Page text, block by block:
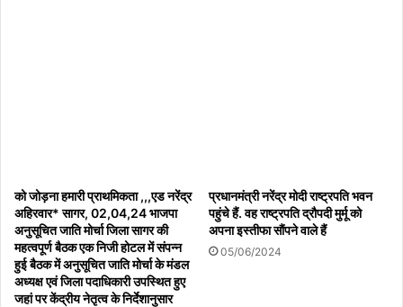
को जोड़ना हमारी प्राथमिकता ,,,एड नरेंद्र
अहिरवार* सागर, 02,04,24 भाजपा
अनुसूचित जाति मोर्चा जिला सागर की
महत्वपूर्ण बैठक एक निजी होटल में संपन्न
हुई बैठक में अनुसूचित जाति मोर्चा के मंडल
अध्यक्ष एवं जिला पदाधिकारी उपस्थित हुए
जहां पर केंद्रीय नेतृत्व के निर्देशानुसार
प्रधानमंत्री नरेंद्र मोदी राष्ट्रपति भवन
पहुंचे हैं. वह राष्ट्रपति द्रौपदी मुर्मू को
अपना इस्तीफा सौंपने वाले हैं
05/06/2024